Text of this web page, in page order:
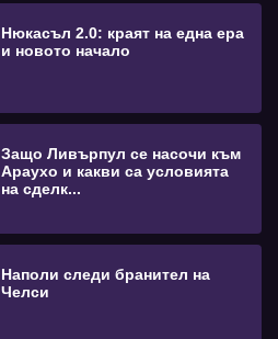
Нюкасъл 2.0: краят на една ера
и новото начало
Защо Ливърпул се насочи към
Араухо и какви са условията
на сделк...
Наполи следи бранител на
Челси